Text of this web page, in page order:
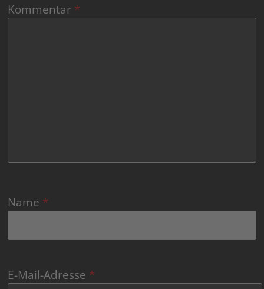
Kommentar *
Name *
E-Mail-Adresse *